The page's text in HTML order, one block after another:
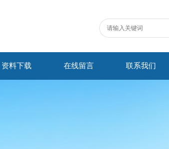
资料下载 在线留言 联系我们